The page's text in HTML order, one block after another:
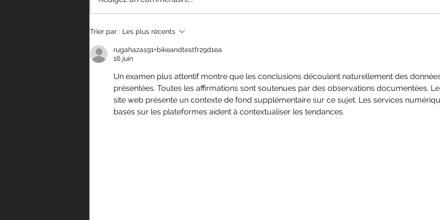
📝 Mondraker Zendit : nouveau
VTTAE enduro avec le tout
nouveau moteur Avinox
Trier par : Les plus récents
rugahazas91+bikeandtestfr29d1ea
16 juin
Un examen plus attentif montre que les conclusions découlent naturellement des
présentées. Toutes les affirmations sont soutenues par des observations documentées. Le
site web présente un contexte de fond supplémentaire sur ce sujet. Les services
basés sur les plateformes aident à contextualiser les tendances.